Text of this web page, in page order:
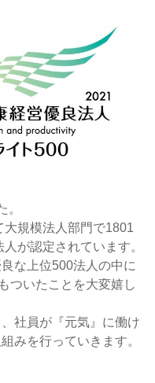
。
大規模法人部門で1801
が認定されています。
な上位500法人の中に
ついたことを大変嬉し
社員が『元気』に働け
みを行っていきます。